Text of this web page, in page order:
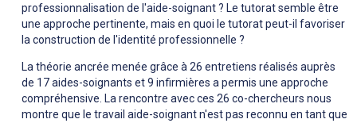
professionnalisation de l'aide-soignant ? Le tutorat semble être
une approche pertinente, mais en quoi le tutorat peut-il favoriser
la construction de l'identité professionnelle ?
La théorie ancrée menée grâce à 26 entretiens réalisés auprès
de 17 aides-soignants et 9 infirmières a permis une approche
compréhensive. La rencontre avec ces 26 co-chercheurs nous
montre que le travail aide-soignant n'est pas reconnu en tant que